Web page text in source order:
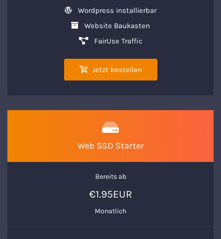
Wordpress installierbar
Website Baukasten
FairUse Traffic
Jetzt bestellen
Web SSD Starter
Bereits ab
€1.95EUR
Monatlich